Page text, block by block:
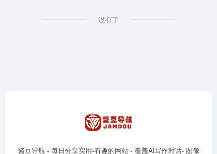
没有了
酱豆导航 - 每日分享实用-有趣的网站 - 覆盖AI写作对话- 图像